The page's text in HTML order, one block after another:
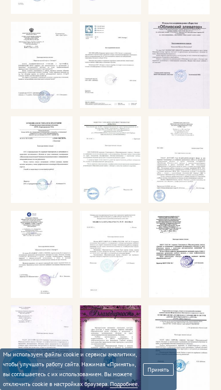
Мы используем файлы cookie и сервисы аналитики,
чтобы улучшать работу сайта. Нажимая «Принять»,
вы соглашаетесь с их использованием. Вы можете
отключить cookie в настройках браузера. Подробнее.
Принять